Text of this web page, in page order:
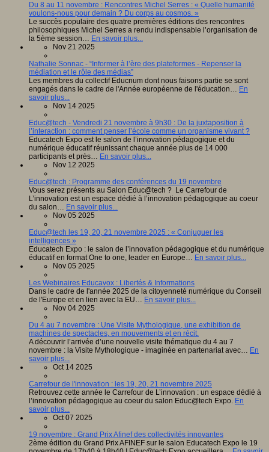
Du 8 au 11 novembre : Rencontres Michel Serres : « Quelle humanité
voulons-nous pour demain ? Du corps au cosmos. »
Le succès populaire des quatre premières éditions des rencontres
philosophiques Michel Serres a rendu indispensable l’organisation de
la 5ème session… En savoir plus...
Nov 21 2025
Nathalie Sonnac - “Informer à l’ère des plateformes - Repenser la
médiation et le rôle des médias”
Les membres du collectif Educnum dont nous faisons partie se sont
engagés dans le cadre de l'Année européenne de l'éducation… En
savoir plus...
Nov 14 2025
Educ@tech - Vendredi 21 novembre à 9h30 : De la juxtaposition à
l’interaction : comment penser l’école comme un organisme vivant ?
Educatech Expo est le salon de l’innovation pédagogique et du
numérique éducatif réunissant chaque année plus de 14 000
participants et près… En savoir plus...
Nov 12 2025
Educ@tech : Programme des conférences du 19 novembre
Vous serez présents au Salon Educ@tech ? Le Carrefour de
L’innovation est un espace dédié à l’innovation pédagogique au coeur
du salon… En savoir plus...
Nov 05 2025
Educ@tech les 19, 20, 21 novembre 2025 : « Conjuguer les
intelligences »
Educatech Expo : le salon de l’innovation pédagogique et du numérique
éducatif en format One to one, leader en Europe… En savoir plus...
Nov 05 2025
Les Webinaires Educavox : Libertés & Informations
Dans le cadre de l'année 2025 de la citoyenneté numérique du Conseil
de l'Europe et en lien avec la EU… En savoir plus...
Nov 04 2025
Du 4 au 7 novembre : Une Visite Mythologique, une exhibition de
machines de spectacles, en mouvements et en récit.
A découvrir l’arrivée d’une nouvelle visite thématique du 4 au 7
novembre : la Visite Mythologique - imaginée en partenariat avec… En
savoir plus...
Oct 14 2025
Carrefour de l'innovation : les 19, 20, 21 novembre 2025
Retrouvez cette année le Carrefour de L’innovation : un espace dédié à
l’innovation pédagogique au coeur du salon Educ@tech Expo. En
savoir plus...
Oct 07 2025
19 novembre : Grand Prix Afinef des collectivités innovantes
2ème édition du Grand Prix AFINEF sur le salon Educatech Expo le 19